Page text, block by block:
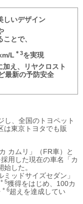
しいデザイン
とで、
L ＊3を実現
加え、
リヤクロスト
最新の予防安全
、全国のトヨペット
は東京トヨタでも販
カムリ」（FR車）と
用した現在の車名「カ
した。
ッドサイズセダン」
＊5獲得をはじめ、100カ
＊6超えを達成してい